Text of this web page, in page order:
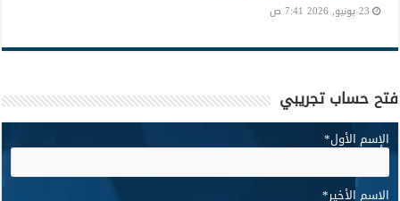
23 يونيو, 2026 7:41 ص
فتح حساب تجريبي
الإسم الأول*
الإسم الأخير*